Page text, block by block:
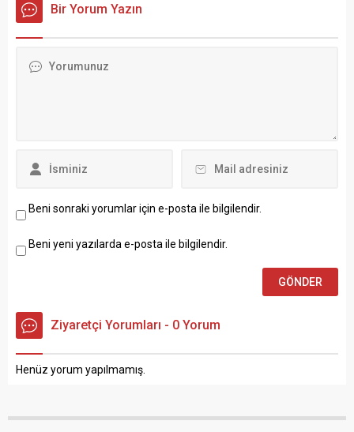
Bir Yorum Yazın
Beni sonraki yorumlar için e-posta ile bilgilendir.
Beni yeni yazılarda e-posta ile bilgilendir.
Ziyaretçi Yorumları - 0 Yorum
Henüz yorum yapılmamış.